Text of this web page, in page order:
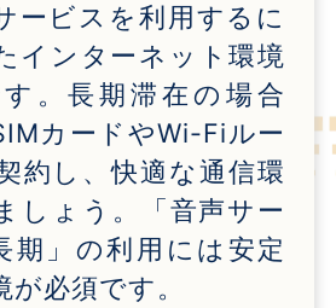
ービスを利用するに
インターネット環境
。長期滞在の場合
カードやWi-Fiルー
約し、快適な通信環
しょう。「音声サー
期」の利用には安定
が必須です。